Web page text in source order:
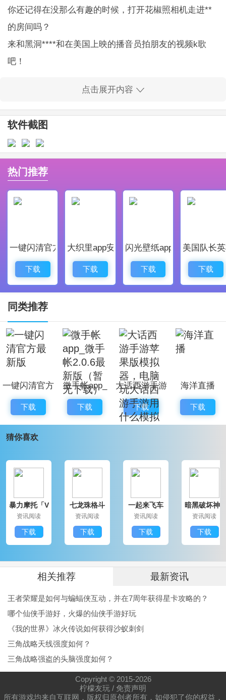
你还记得在没那么有趣的时候，打开花椒照相机走进**
的房间吗？
来和黑洞****和在美国上映的播音员拍朋友的视频k歌
吧！
超级明星大咖、网络红人、明星组成的**风格和美拍等
一起来吧
:
黑洞**app特色
**k歌、欢唱、喊麦怪、**搞笑，随时随地拿出手机，就
能看到喜欢的对象的在线视频才艺秀
各类型的美女主播都应该有，总是有**和适合你的
花椒**电脑版v2.1.357官方最新版花椒**电脑版5.0.2.111
9官方最新版花椒**在线利器v4.23官方版
安卓官方手机版
花椒v7.3.9.1016官方安卓版花椒**v7.3.8.1035安卓版花
046安卓版花椒* *。
ios官方手机版
花椒** (美颜视频** ) v4.0.5官方ios版花椒直销1.0.0花椒
摄像头八分音符ar版v1.0.3官方最新ios版花椒摄像头苹
果版v1.0.0最新版花椒之夜ios版v3.8.2苹果版
点击展开内容
软件截图
热门推荐
一键闪清官方最新版
下载
大织里app安卓版
下载
闪光壁纸app安卓最新版
下载
美国队长
下载
同类推荐
一键闪清官方
最新版
下载
微手帐app_
微手帐2.0.6
最新版（暂无
下载）
下载
大话西游手游
苹果版模拟
器，电脑玩大
话西游手游用
下载
海洋直播
下载
猜你喜欢
暴力摩托「V
1.25」IOS版
资讯阅读
下载
七龙珠格斗
免费「V5.
资讯阅读
下载
一起来飞车
本「V1.02」
资讯阅读
下载
暗黑破坏神3
免费版「V1.
资讯阅读
下载
相关推荐 最新资讯
王者荣耀是如何与蝙蝠侠互动，并在7周年获得星卡攻略的？
哪个仙侠手游好，火爆的仙侠手游好玩
《我的世界》冰火传说如何获得沙蚁刺剑
三角战略天线强度如何？
三角战略强盗的头脑强度如何？
Copyright © 2015-2026
柠檬友玩 / 免责声明
所有游戏均来自互联网，版权归原创者所有，如侵犯了你的权益，